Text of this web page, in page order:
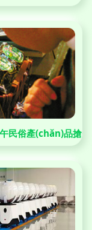
民俗產(chǎn)品搶